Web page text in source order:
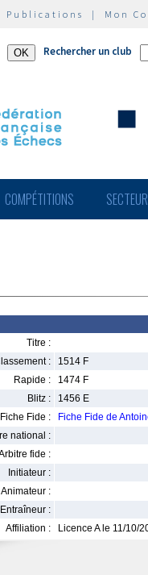
Publications | Mon
Rechercher un club
COMPÉTITIONS
Titre :
:
1514 F
Rapide :
1474 F
Blitz :
1456 E
Fiche Fide :
Fiche Fide de
national :
fide :
Initiateur :
Animateur :
Entraîneur :
Affiliation :
Licence A le 11/10/